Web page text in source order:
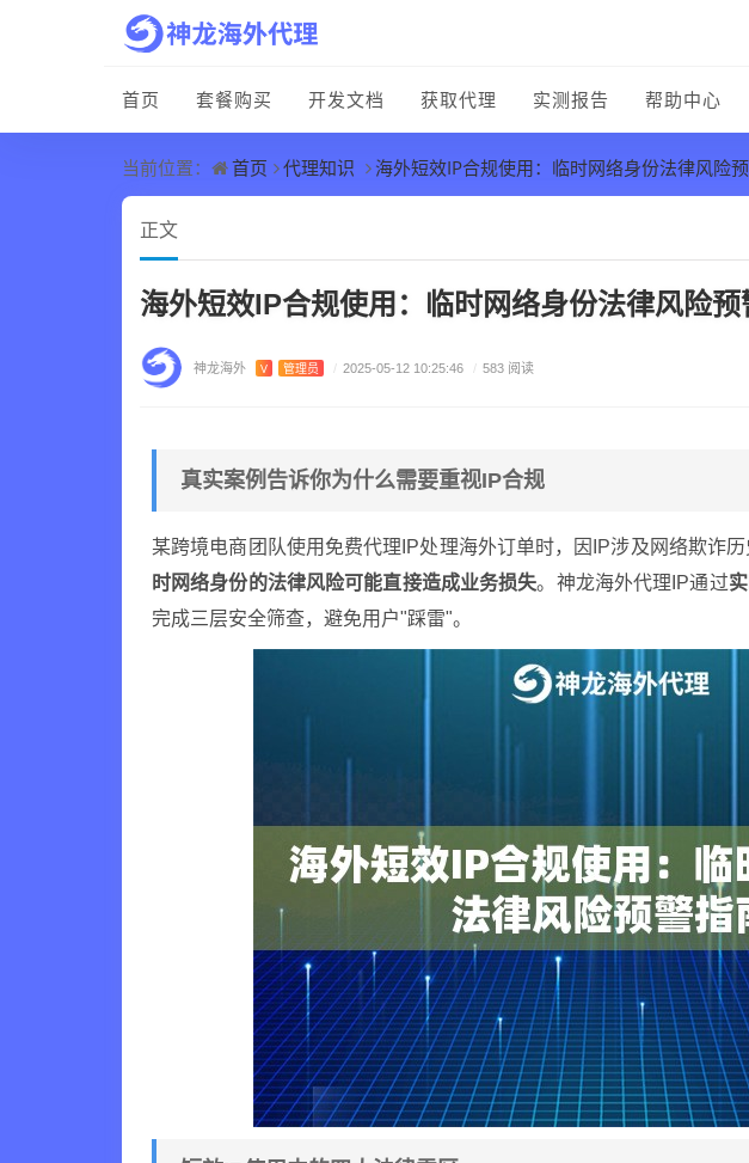
首页 套餐购买 开发文档 获取代理 实测报告 帮助中心
当前位置： 首页 代理知识 海外短效IP合规使用：临时网络身份法律风险
正文
海外短效IP合规使用：临时网络身份法律风险预
神龙海外 V 管理员 / 2025-05-12 10:25:46 / 583 阅读
真实案例告诉你为什么需要重视IP合规
某跨境电商团队使用免费代理IP处理海外订单时，因IP涉及网络欺诈
时网络身份的法律风险可能直接造成业务损失。神龙海外代理IP通过
完成三层安全筛查，避免用户"踩雷"。